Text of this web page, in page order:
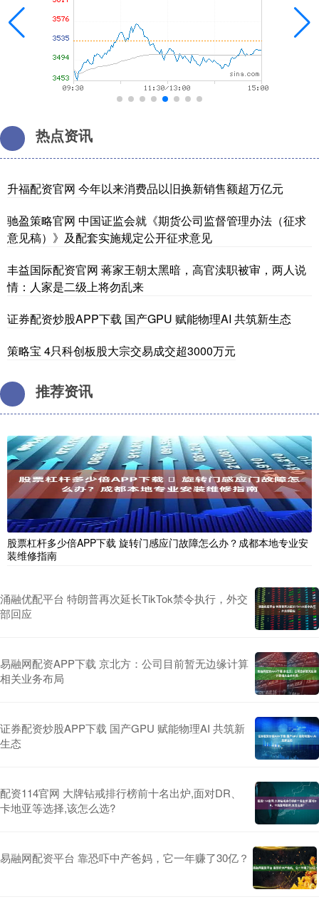
热点资讯
升福配资官网 今年以来消费品以旧换新销售额超万亿元
驰盈策略官网 中国证监会就《期货公司监督管理办法（征求
意见稿）》及配套实施规定公开征求意见
丰益国际配资官网 蒋家王朝太黑暗，高官渎职被审，两人说
情：人家是二级上将勿乱来
证券配资炒股APP下载 国产GPU 赋能物理AI 共筑新生态
策略宝 4只科创板股大宗交易成交超3000万元
推荐资讯
股票杠杆多少倍APP下载 ️旋转门感应门故障怎么办？成都本地专业安
装维修指南
涌融优配平台 特朗普再次延长TikTok禁令执行，外交
部回应
易融网配资APP下载 京北方：公司目前暂无边缘计算
相关业务布局
证券配资炒股APP下载 国产GPU 赋能物理AI 共筑新
生态
配资114官网 大牌钻戒排行榜前十名出炉,面对DR、
卡地亚等选择,该怎么选?
易融网配资平台 靠恐吓中产爸妈，它一年赚了30亿？